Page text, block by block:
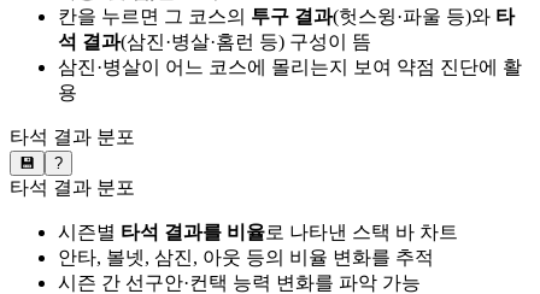
칸을 누르면 그 코스의 투구 결과(헛스윙·파울 등)와 타
석 결과(삼진·병살·홈런 등) 구성이 뜸
삼진·병살이 어느 코스에 몰리는지 보여 약점 진단에 활
용
타석 결과 분포
💾 ?
타석 결과 분포
시즌별 타석 결과를 비율로 나타낸 스택 바 차트
안타, 볼넷, 삼진, 아웃 등의 비율 변화를 추적
시즌 간 선구안·컨택 능력 변화를 파악 가능